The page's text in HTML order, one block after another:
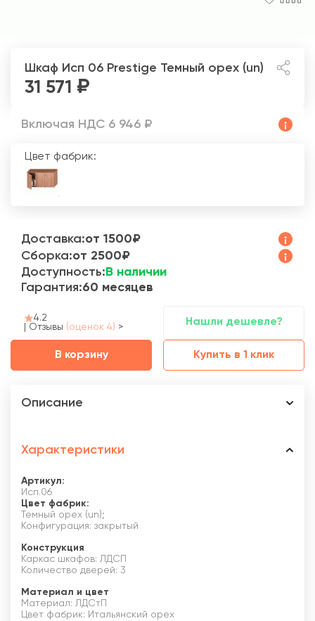
Шкаф Исп 06 Prestige Темный орех (un)
31 571
Включая НДС 6 946 ₽
Цвет фабрик:
Доставка:от 1500₽
Сборка:от 2500₽
Доступность: В наличии
Гарантия:60 месяцев
4.2
Отзывы (оценок 4) > Нашли дешевле?
В корзину Купить в 1 клик
Описание
Характеристики
Артикул:
Исп.06
Цвет фабрик:
Темный орех (un);
Конфигурация: закрытый
Конструкция
Каркас шкафов: ЛДСП
Количество дверей: 3
Материал и цвет
Материал: ЛДСтП
Цвет фабрик: Итальянский орех